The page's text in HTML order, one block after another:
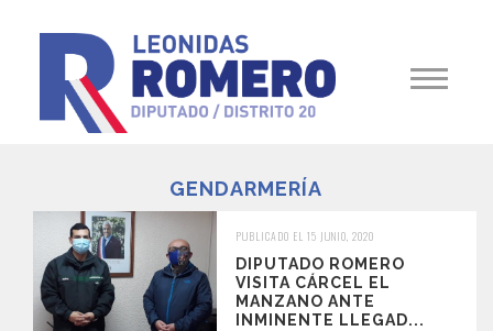
GENDARMERÍA
PUBLICADO EL 15 JUNIO, 2020
DIPUTADO ROMERO
VISITA CÁRCEL EL
MANZANO ANTE
INMINENTE LLEGAD...